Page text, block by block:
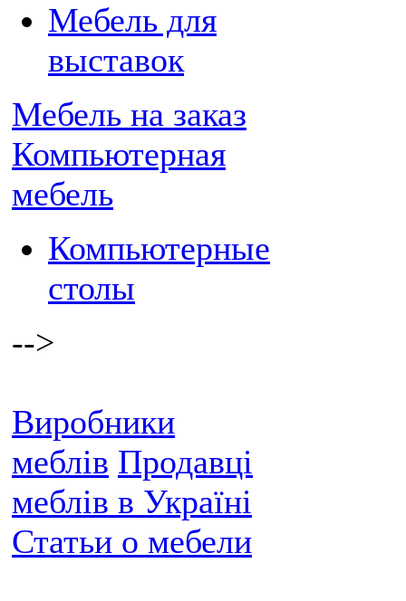
Мебель для
выставок
Мебель на заказ
Компьютерная
мебель
Компьютерные
столы
-->
Виробники
меблів Продавці
меблів в Україні
Статьи о мебели